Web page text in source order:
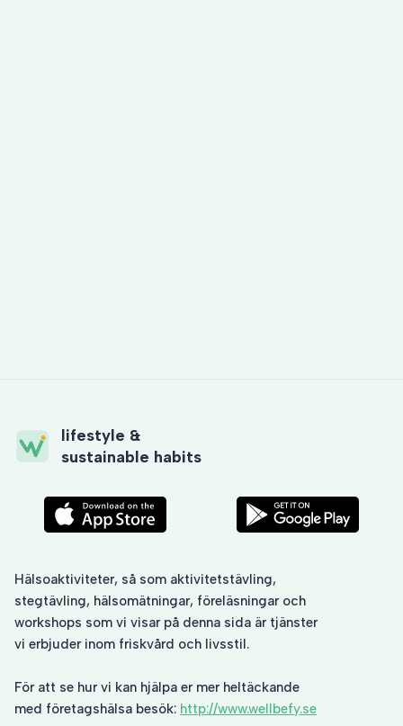
lifestyle &
sustainable habits
Hälsoaktiviteter, så som aktivitetstävling,
stegtävling, hälsomätningar, föreläsningar och
workshops som vi visar på denna sida är tjänster
vi erbjuder inom friskvård och livsstil.
För att se hur vi kan hjälpa er mer heltäckande
med företagshälsa besök: http://www.wellbefy.se